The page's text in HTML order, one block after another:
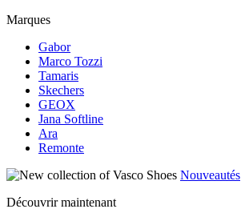
Marques
Gabor
Marco Tozzi
Tamaris
Skechers
GEOX
Jana Softline
Ara
Remonte
Nouveautés
Découvrir maintenant